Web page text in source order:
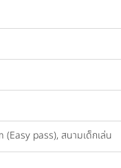
(Easy pass), สนามเด็กเล่น